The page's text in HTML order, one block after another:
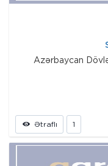
Azərbaycan
Ətraflı 1